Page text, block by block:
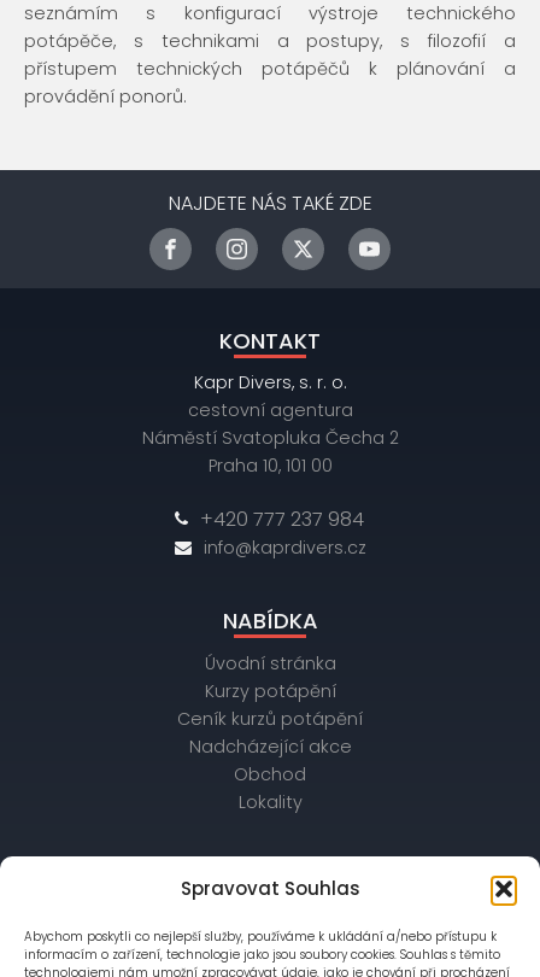
Spravovat Souhlas
Abychom poskytli co nejlepší služby, používáme k ukládání a/nebo přístupu k
informacím o zařízení, technologie jako jsou soubory cookies. Souhlas s těmito
technologiemi nám umožní zpracovávat údaje, jako je chování při procházení
seznámím s konfigurací výstroje technického
potápěče, s technikami a postupy, s filozofií a
přístupem technických potápěčů k plánování a
provádění ponorů.
NAJDETE NÁS TAKÉ ZDE
KONTAKT
Kapr Divers, s. r. o.
cestovní agentura
Náměstí Svatopluka Čecha 2
Praha 10, 101 00
+420 777 237 984
info@kaprdivers.cz
NABÍDKA
Úvodní stránka
Kurzy potápění
Ceník kurzů potápění
Nadcházející akce
Obchod
Lokality
OBCHODNÍ ÚDAJE
bankovní spojení: Raiffeisenbank,